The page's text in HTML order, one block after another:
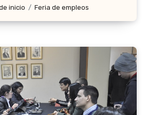
inicio Feria de empleos